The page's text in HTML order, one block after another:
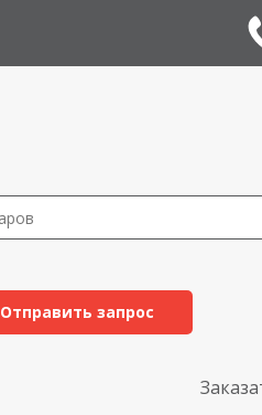
Отправить запрос